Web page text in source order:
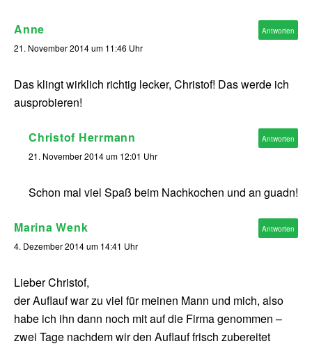
Anne
21. November 2014 um 11:46 Uhr
Das klingt wirklich richtig lecker, Christof! Das werde ich
ausprobieren!
Antworten
Christof Herrmann
21. November 2014 um 12:01 Uhr
Schon mal viel Spaß beim Nachkochen und an guadn!
Antworten
Marina Wenk
4. Dezember 2014 um 14:41 Uhr
Lieber Christof,
der Auflauf war zu viel für meinen Mann und mich, also
habe ich ihn dann noch mit auf die Firma genommen –
zwei Tage nachdem wir den Auflauf frisch zubereitet
Antworten